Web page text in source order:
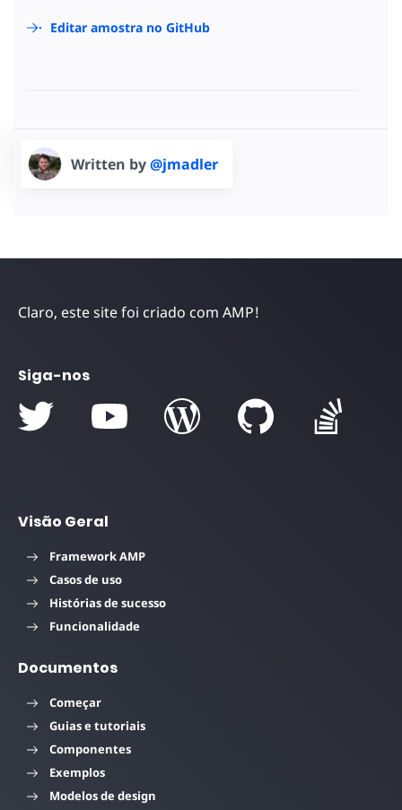
Editar amostra no GitHub
Written by@jmadler
Claro, este site foi criado com AMP!
Siga-nos
Visão Geral
Framework AMP
Casos de uso
Histórias de sucesso
Funcionalidade
Documentos
Começar
Guias e tutoriais
Componentes
Exemplos
Modelos de design